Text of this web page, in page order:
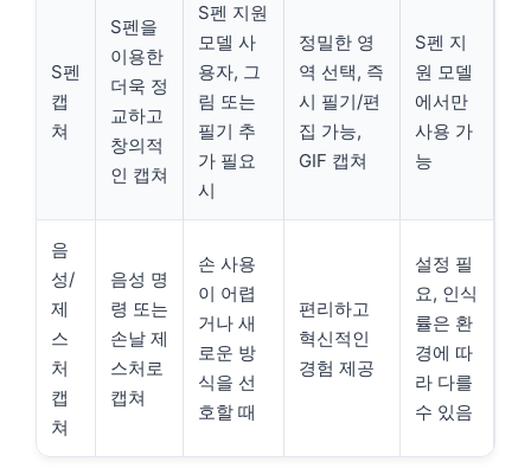
S펜
캡
쳐
S펜을
이용한
더욱 정
교하고
창의적
인 캡쳐
S펜 지원
모델 사
용자, 그
림 또는
필기 추
가 필요
시
정밀한 영
역 선택, 즉
시 필기/편
집 가능,
GIF 캡쳐
S펜 지
원 모델
에서만
사용 가
능
음
성/
제
스
처
캡
쳐
음성 명
령 또는
손날 제
스처로
캡쳐
손 사용
이 어렵
거나 새
로운 방
식을 선
호할 때
편리하고
혁신적인
경험 제공
설정 필
요, 인식
률은 환
경에 따
라 다를
수 있음